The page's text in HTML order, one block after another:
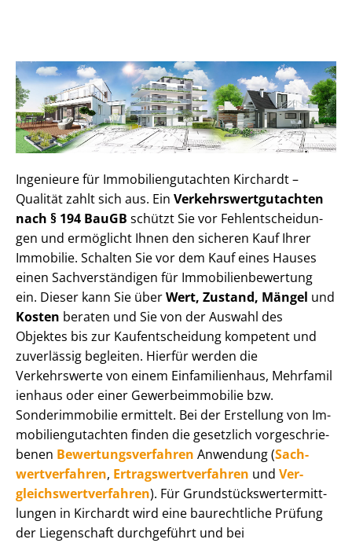
Ingenieure für Im­mo­bi­li­en­gut­ach­ten Kirchardt –
Qualität zahlt sich aus. Ein Ver­kehrs­wert­gut­ach­ten
nach § 194 BauGB schützt Sie vor Fehl­ent­schei­dun­
gen und ermöglicht Ihnen den sicheren Kauf Ihrer
Immobilie. Schalten Sie vor dem Kauf eines Hauses
einen Sach­ver­stän­di­gen für Im­mo­bi­li­en­be­wer­tung
ein. Dieser kann Sie überWert, Zustand, Mängel und
Kosten beraten und Sie von der Auswahl des
Objektes bis zur Kauf­ent­schei­dung kompetent und
zuverlässig begleiten. Hierfür werden die
Verkehrswerte von einem Einfamilienhaus, Mehr­fa­mi­l
i­en­haus oder einer Ge­wer­be­im­mo­bi­lie bzw.
Sonderimmobilie ermittelt. Bei der Erstellung von Im­
mo­bi­li­en­gut­ach­ten finden die gesetzlich vor­ge­schrie­
be­nen Be­wer­tungs­ver­fah­ren Anwendung (Sach­
wert­ver­fah­ren, Er­trags­wert­ver­fah­ren und Ver­
gleichs­wert­ver­fah­ren). Für Grund­stücks­wert­ermitt­
lun­gen in Kirchardt wird eine baurechtliche Prüfung
der Liegenschaft durchgeführt und bei